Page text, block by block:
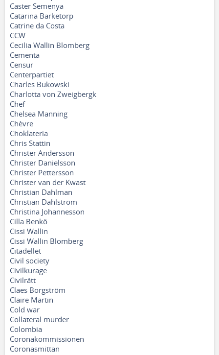
Caster Semenya
Catarina Barketorp
Catrine da Costa
CCW
Cecilia Wallin Blomberg
Cementa
Censur
Centerpartiet
Charles Bukowski
Charlotta von Zweigbergk
Chef
Chelsea Manning
Chèvre
Choklateria
Chris Stattin
Christer Andersson
Christer Danielsson
Christer Pettersson
Christer van der Kwast
Christian Dahlman
Christian Dahlström
Christina Johannesson
Cilla Benkö
Cissi Wallin
Cissi Wallin Blomberg
Citadellet
Civil society
Civilkurage
Civilrätt
Claes Borgström
Claire Martin
Cold war
Collateral murder
Colombia
Coronakommissionen
Coronasmittan